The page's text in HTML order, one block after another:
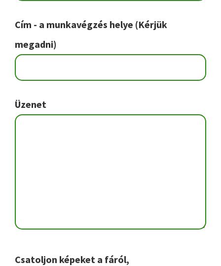
Cím - a munkavégzés helye (Kérjük
megadni)
Üzenet
Csatoljon képeket a fáról,